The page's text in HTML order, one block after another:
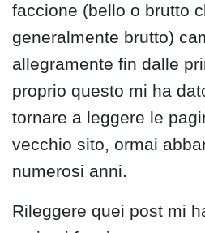
faccione (bello o brutto
generalmente brutto)
allegramente fin dalle
proprio questo mi ha
tornare a leggere le
vecchio sito, ormai
numerosi anni.
Rileggere quei post mi